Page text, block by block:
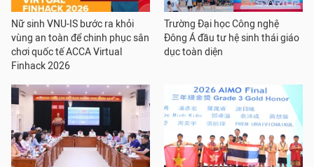
Nữ sinh VNU-IS bước ra khỏi
vùng an toàn để chinh phục sân
chơi quốc tế ACCA Virtual
Finhack 2026
Trường Đại học Công nghệ
Đông Á đầu tư hệ sinh thái giáo
dục toàn diện